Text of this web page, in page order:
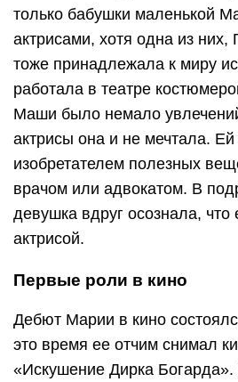
только бабушки маленькой
актрисами, хотя одна из них,
тоже принадлежала к миру
работала в театре
Маши было немало
актрисы она и не мечтала. Ей
изобретателем полезных
врачом или адвокатом. В
девушка вдруг осознала, что
актрисой.
Первые роли в кино
Дебют Марии в кино
это время ее отчим снимал
«Искушение Дирка